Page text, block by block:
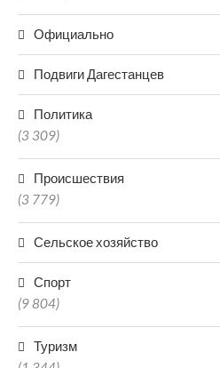
Официально
Подвиги Дагестанцев
Политика
(3 309)
Происшествия
(3 779)
Сельское хозяйство
Спорт
(9 804)
Туризм